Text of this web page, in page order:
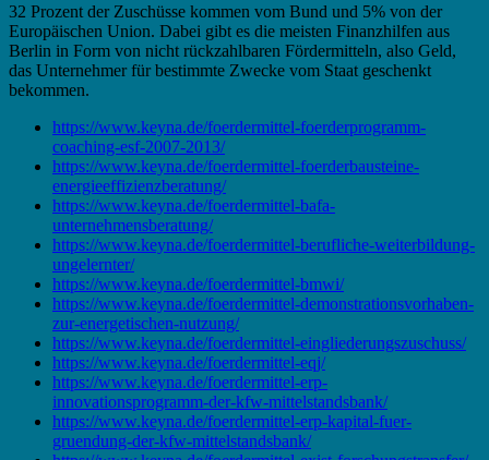
32 Prozent der Zuschüsse kommen vom Bund und 5% von der
Europäischen Union. Dabei gibt es die meisten Finanzhilfen aus
Berlin in Form von nicht rückzahlbaren Fördermitteln, also Geld,
das Unternehmer für bestimmte Zwecke vom Staat geschenkt
bekommen.
https://www.keyna.de/foerdermittel-foerderprogramm-
coaching-esf-2007-2013/
https://www.keyna.de/foerdermittel-foerderbausteine-
energieeffizienzberatung/
https://www.keyna.de/foerdermittel-bafa-
unternehmensberatung/
https://www.keyna.de/foerdermittel-berufliche-weiterbildung-
ungelernter/
https://www.keyna.de/foerdermittel-bmwi/
https://www.keyna.de/foerdermittel-demonstrationsvorhaben-
zur-energetischen-nutzung/
https://www.keyna.de/foerdermittel-eingliederungszuschuss/
https://www.keyna.de/foerdermittel-eqj/
https://www.keyna.de/foerdermittel-erp-
innovationsprogramm-der-kfw-mittelstandsbank/
https://www.keyna.de/foerdermittel-erp-kapital-fuer-
gruendung-der-kfw-mittelstandsbank/